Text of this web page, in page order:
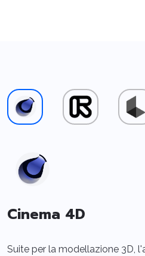
Cinema 4D
Suite per la modellazione 3D,